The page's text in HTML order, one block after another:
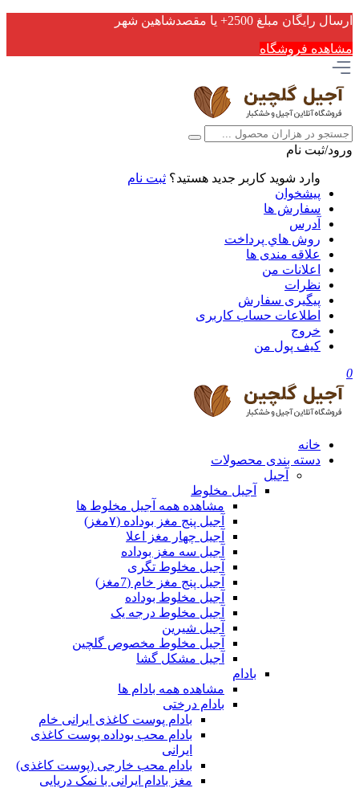
ارسال رایگان مبلغ 2500+ یا مقصدشاهین شهر
مشاهده فروشگاه
ورود/ثبت نام
وارد شوید کاربر جدید هستید؟ ثبت نام
پیشخوان
سفارش ها
آدرس
روش هاي پرداخت
علاقه مندی ها
اعلانات من
نظرات
پیگیری سفارش
اطلاعات حساب كاربری
خروج
کیف پول من
0
خانه
دسته بندی محصولات
آجیل
آجیل مخلوط
مشاهده همه آجیل مخلوط ها
آجیل پنج مغز بوداده (۷مغز)
آجیل چهار مغز اعلا
آجیل سه مغز بوداده
آجیل مخلوط تگری
آجیل پنج مغز خام (7مغز)
آجیل مخلوط بوداده
آجیل مخلوط درجه یک
آجیل شیرین
آجیل مخلوط مخصوص گلچین
آجیل مشکل گشا
بادام
مشاهده همه بادام ها
بادام درختی
بادام پوست کاغذی ایرانی خام
بادام محب بوداده پوست کاغذی
ایرانی
بادام محب خارجی (پوست کاغذی)
مغز بادام ایرانی با نمک دریایی